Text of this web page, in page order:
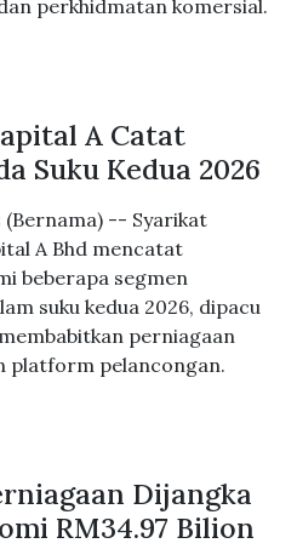
perkhidmatan komersial.
A Catat
Suku Kedua 2026
(Bernama) -- Syarikat
A Bhd mencatat
beberapa segmen
suku kedua 2026, dipacu
perniagaan
platform pelancongan.
Dijangka
RM34.97 Bilion